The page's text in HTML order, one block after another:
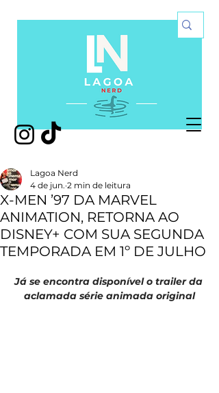
X-MEN ’97 DA MARVEL
ANIMATION, RETORNA AO
DISNEY+ COM SUA SEGUNDA
TEMPORADA EM 1º DE JULHO
Lagoa Nerd
4 de jun. 2 min de leitura
Já se encontra disponível o trailer da
aclamada série animada original